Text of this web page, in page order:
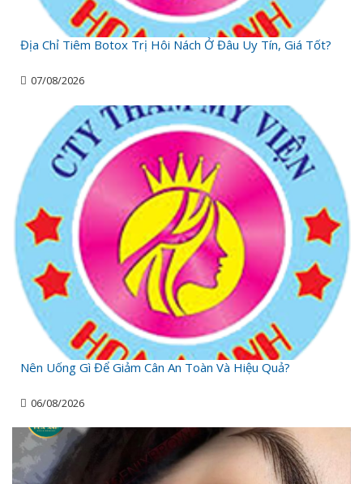
Địa Chỉ Tiêm Botox Trị Hôi Nách Ở Đâu Uy Tín, Giá Tốt?
07/08/2026
Nên Uống Gì Để Giảm Cân An Toàn Và Hiệu Quả?
06/08/2026